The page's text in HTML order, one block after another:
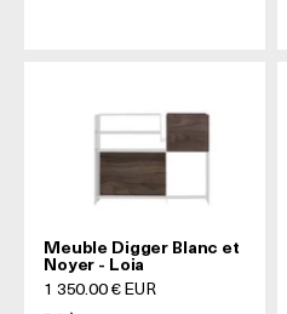
Meuble Digger Blanc et
Noyer - Loia
Prix de vente
1 350.00 € EUR